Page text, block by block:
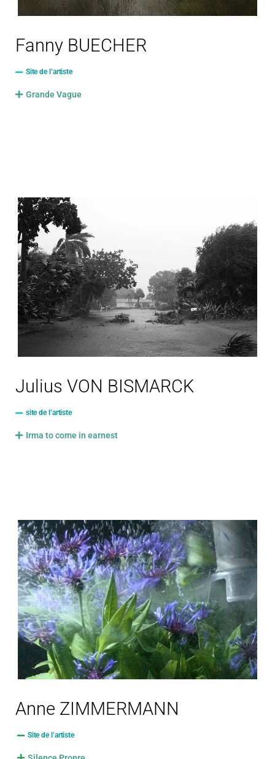
Fanny BUECHER
Site de l’artiste
Grande Vague
Julius VON BISMARCK
site de l’artiste
Irma to come in earnest
Anne ZIMMERMANN
Site de l’artiste